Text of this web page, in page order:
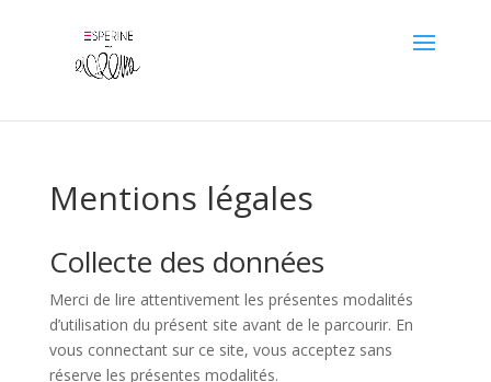
Mentions légales
Collecte des données
Merci de lire attentivement les présentes modalités
d’utilisation du présent site avant de le parcourir. En
vous connectant sur ce site, vous acceptez sans
réserve les présentes modalités.